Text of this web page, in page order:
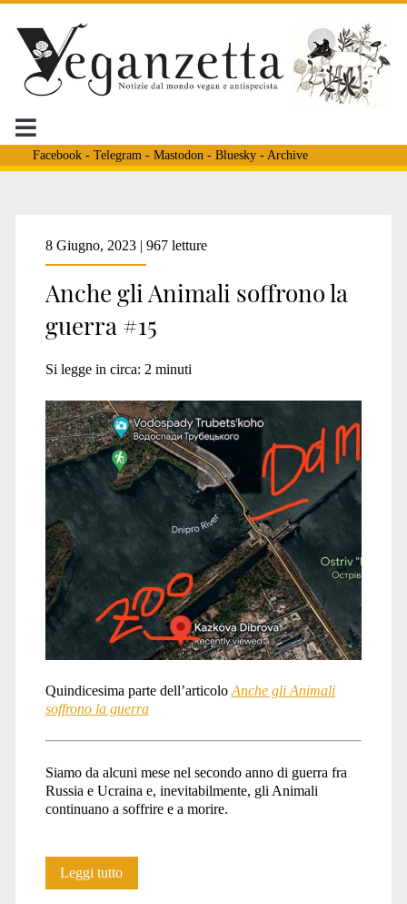
Facebook- Telegram - Mastodon - Bluesky- Archive
Tag:
<span>nova
Kakhovka</span>
8 Giugno, 2023 | 967 letture
Anche gli Animali soffrono la
guerra #15
Si legge in circa: 2 minuti
Quindicesima parte dell’articolo Anche gli Animali
soffrono la guerra
Siamo da alcuni mese nel secondo anno di guerra fra
Russia e Ucraina e, inevitabilmente, gli Animali
continuano a soffrire e a morire.
Leggi tuttoAnche